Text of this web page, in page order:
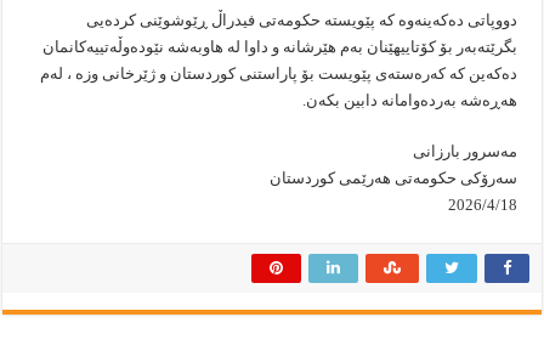
دووپاتی دەکەینەوە کە پێویستە حکومەتی فیدراڵ ڕێوشوێنی کردەیی
بگرێتەبەر بۆ کۆتاییهێنان بەم هێرشانە و داوا لە هاوبەشە نێودەوڵەتییەکانمان
دەکەین کە کەرەستەی پێویست بۆ پاراستنی کوردستان و ژێرخانی وزە ، لەم
هەڕەشە بەردەوامانە دابین بکەن.
مەسرور بارزانی
سەرۆکی حکومەتی هەرێمی کوردستان
2026/4/18